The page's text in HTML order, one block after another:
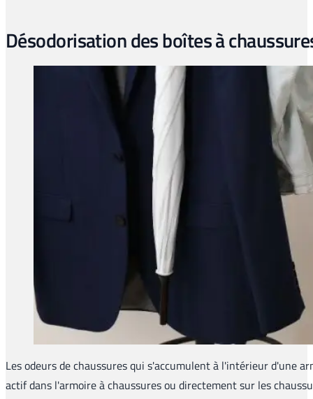
Désodorisation des boîtes à
Les odeurs de chaussures qui s'accumulent à l'intérieur d'une
actif dans l'armoire à chaussures ou directement sur les